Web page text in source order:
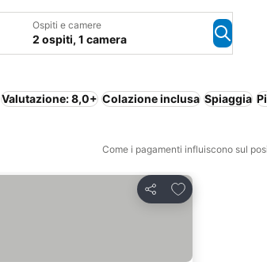
Ospiti e camere
2 ospiti, 1 camera
Valutazione: 8,0+ Colazione inclusa Spiaggia
Come i pagamenti influiscono sul
Condividi
Aggiungi ai